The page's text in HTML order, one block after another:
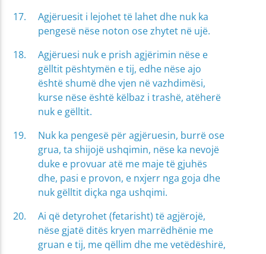
Agjëruesit i lejohet të lahet dhe nuk ka
pengesë nëse noton ose zhytet në ujë.
Agjëruesi nuk e prish agjërimin nëse e
gëlltit pështymën e tij, edhe nëse ajo
është shumë dhe vjen në vazhdimësi,
kurse nëse është këlbaz i trashë, atëherë
nuk e gëlltit.
Nuk ka pengesë për agjëruesin, burrë ose
grua, ta shijojë ushqimin, nëse ka nevojë
duke e provuar atë me maje të gjuhës
dhe, pasi e provon, e nxjerr nga goja dhe
nuk gëlltit diçka nga ushqimi.
Ai që detyrohet (fetarisht) të agjërojë,
nëse gjatë ditës kryen marrëdhënie me
gruan e tij, me qëllim dhe me vetëdëshirë,